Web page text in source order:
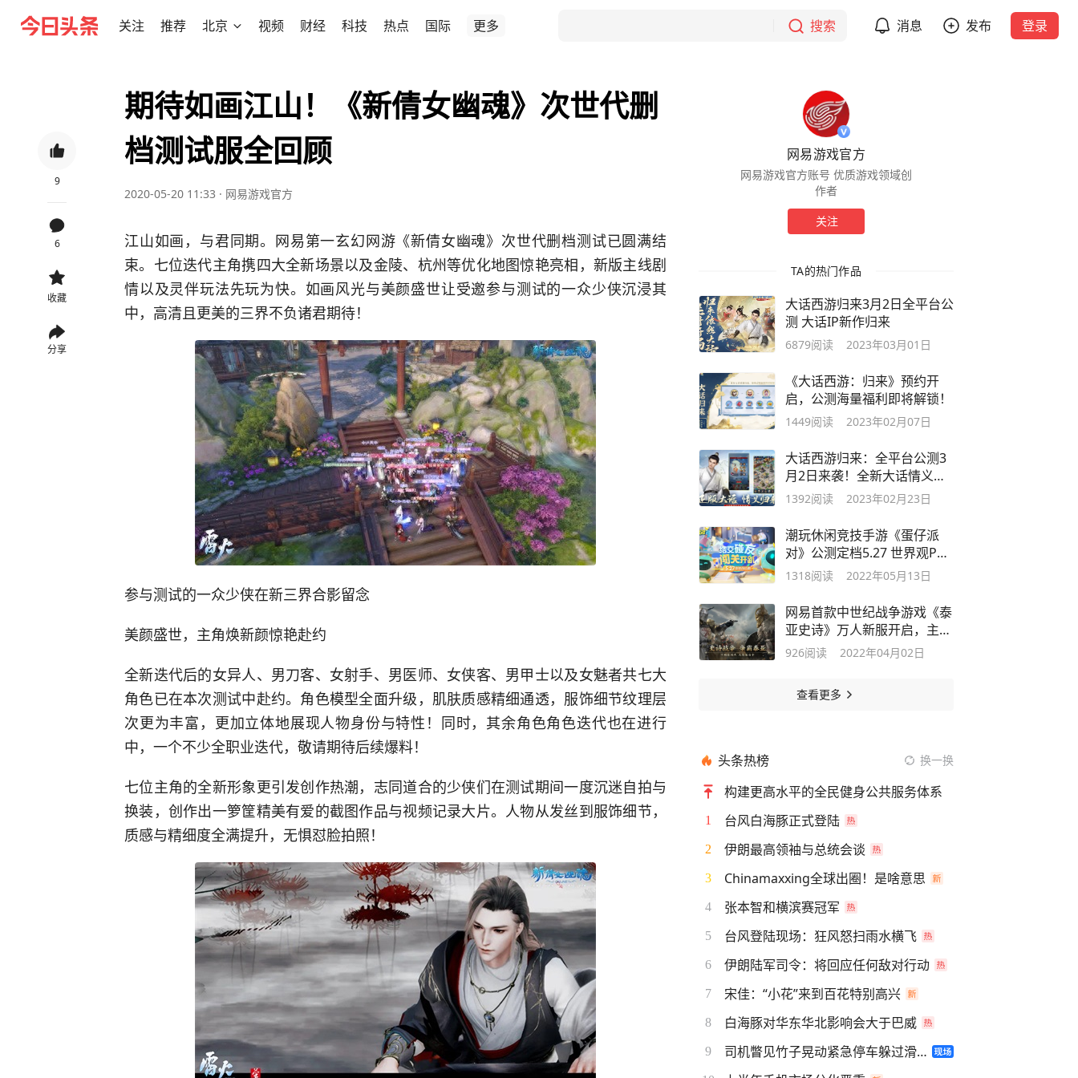
关注 推荐 北京 视频 财经 科技 热点 国际 更多 搜索 消息 发布 登录
9
6
收藏
分享
期待如画江山！《新倩女幽魂》次世代删
档测试服全回顾
2020-05-20 11:33 · 网易游戏官方
江山如画，与君同期。网易第一玄幻网游《新倩女幽魂》次世代删档测试已圆满结
束。七位迭代主角携四大全新场景以及金陵、杭州等优化地图惊艳亮相，新版主线剧
情以及灵伴玩法先玩为快。如画风光与美颜盛世让受邀参与测试的一众少侠沉浸其
中，高清且更美的三界不负诸君期待！
参与测试的一众少侠在新三界合影留念
美颜盛世，主角焕新颜惊艳赴约
全新迭代后的女异人、男刀客、女射手、男医师、女侠客、男甲士以及女魅者共七大
角色已在本次测试中赴约。角色模型全面升级，肌肤质感精细通透，服饰细节纹理层
次更为丰富，更加立体地展现人物身份与特性！同时，其余角色角色迭代也在进行
中，一个不少全职业迭代，敬请期待后续爆料！
七位主角的全新形象更引发创作热潮，志同道合的少侠们在测试期间一度沉迷自拍与
换装，创作出一箩筐精美有爱的截图作品与视频记录大片。人物从发丝到服饰细节，
质感与精细度全满提升，无惧怼脸拍照！
网易游戏官方
网易游戏官方账号 优质游戏领域创
作者
关注
TA的热门作品
大话西游归来3月2日全平台公
测 大话IP新作归来
6879阅读 2023年03月01日
《大话西游：归来》预约开
启，公测海量福利即将解锁！
1449阅读 2023年02月07日
大话西游归来：全平台公测3
月2日来袭！全新大话情义归
来
1392阅读 2023年02月23日
潮玩休闲竞技手游《蛋仔派
对》公测定档5.27 世界观PV
发布
1318阅读 2022年05月13日
网易首款中世纪战争游戏《泰
亚史诗》万人新服开启，主播
玩家助力
926阅读 2022年04月02日
查看更多
头条热榜 换一换
构建更高水平的全民健身公共服务体系
1 台风白海豚正式登陆
2 伊朗最高领袖与总统会谈
3 Chinamaxxing全球出圈！是啥意思
4 张本智和横滨赛冠军
5 台风登陆现场：狂风怒扫雨水横飞
6 伊朗陆军司令：将回应任何敌对行动
7 宋佳：“小花”来到百花特别高兴
8 白海豚对华东华北影响会大于巴威
9 司机瞥见竹子晃动紧急停车躲过滑坡